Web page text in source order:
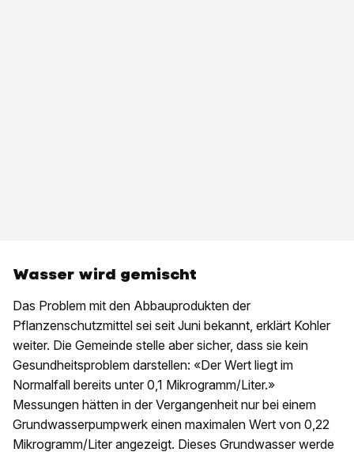
Wasser wird gemischt
Das Problem mit den Abbauprodukten der
Pflanzenschutzmittel sei seit Juni bekannt, erklärt Kohler
weiter. Die Gemeinde stelle aber sicher, dass sie kein
Gesundheitsproblem darstellen: «Der Wert liegt im
Normalfall bereits unter 0,1 Mikrogramm/Liter.»
Messungen hätten in der Vergangenheit nur bei einem
Grundwasserpumpwerk einen maximalen Wert von 0,22
Mikrogramm/Liter angezeigt. Dieses Grundwasser werde